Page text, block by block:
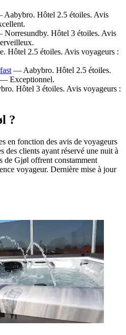
Hôtel 2.5 étoiles. Avis
Hôtel 3 étoiles. Avis
Hôtel 2.5 étoiles. Avis voyageurs :
— Aabybro. Hôtel 2.5 étoiles.
Exceptionnel.
Hôtel 3 étoiles. Avis voyageurs :
?
en fonction des avis de voyageurs
des clients ayant réservé une nuit à
de Gjøl offrent constamment
voyageur. Dernière mise à jour